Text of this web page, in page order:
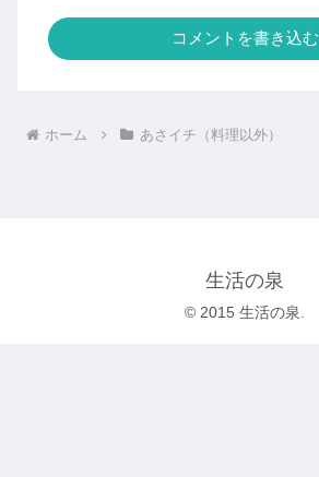
コメントを書き込む
ホーム あさイチ（料理以外）
生活の泉
© 2015 生活の泉.